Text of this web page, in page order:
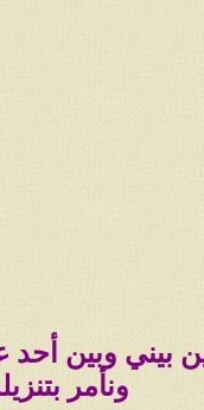
بيني وبين أحد
ونأمر